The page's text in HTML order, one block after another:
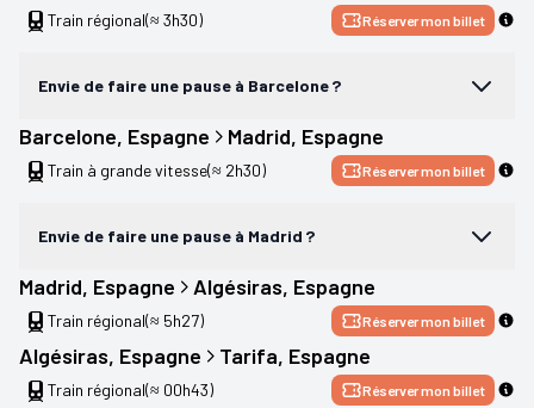
Train régional(≈ 3h30) Réserver mon billet
Envie de faire une pause à Barcelone ?
Barcelone, Espagne Madrid, Espagne
Train à grande vitesse(≈ 2h30) Réserver mon billet
Envie de faire une pause à Madrid ?
Madrid, Espagne Algésiras, Espagne
Train régional(≈ 5h27) Réserver mon billet
Algésiras, Espagne Tarifa, Espagne
Train régional(≈ 00h43) Réserver mon billet